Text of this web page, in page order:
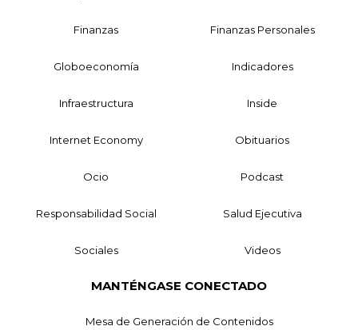
Finanzas Finanzas Personales
Globoeconomía Indicadores
Infraestructura Inside
Internet Economy Obituarios
Ocio Podcast
Responsabilidad Social Salud Ejecutiva
Sociales Videos
MANTÉNGASE CONECTADO
Mesa de Generación de Contenidos